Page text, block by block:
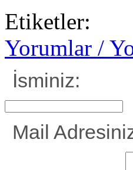
Etiketler:
Yorumlar /
İsminiz:
Mail